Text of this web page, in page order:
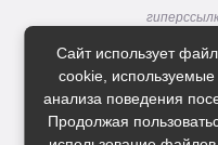
Реклама.
Политика в отношении
Сайт использует
cookie,
анализа поведения
Продолжая